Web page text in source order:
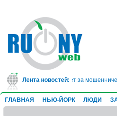
Лента новостей:
в тюрьму на 10 лет за
ГЛАВНАЯ НЬЮ-ЙОРК ЛЮДИ